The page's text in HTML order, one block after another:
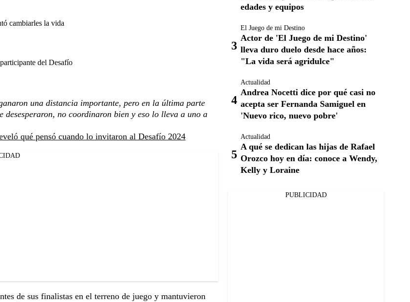
cambiarles la vida
del Desafío
una distancia importante, pero en la última parte
no coordinaron bien y eso lo lleva a uno a
qué pensó cuando lo invitaron al Desafío 2024
de sus finalistas en el terreno de juego y mantuvieron
edades y equipos
El Juego de mi Destino
Actor de 'El Juego de mi Destino'
lleva duro duelo desde hace años:
"La vida será agridulce"
Actualidad
Andrea Nocetti dice por qué casi no
acepta ser Fernanda Samiguel en
'Nuevo rico, nuevo pobre'
Actualidad
A qué se dedican las hijas de Rafael
Orozco hoy en día: conoce a Wendy,
Kelly y Loraine
PUBLICIDAD